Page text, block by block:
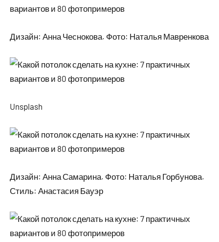
Дизайн: Анна Чеснокова. Фото: Наталья Мавренкова
Unsplash
Дизайн: Анна Самарина. Фото: Наталья Горбунова.
Стиль: Анастасия Бауэр